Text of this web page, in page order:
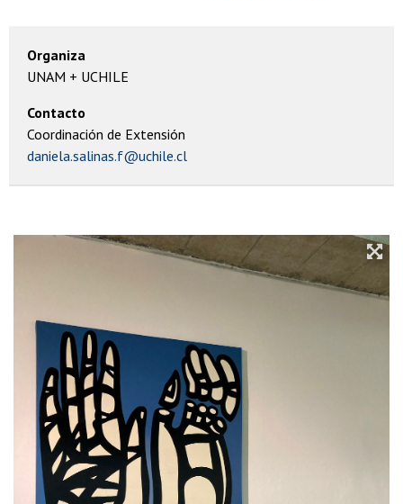
Organiza
UNAM + UCHILE
Contacto
Coordinación de Extensión
daniela.salinas.f@uchile.cl